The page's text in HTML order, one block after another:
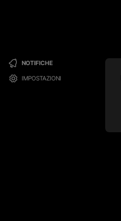
NOTIFICHE
IMPOSTAZIONI